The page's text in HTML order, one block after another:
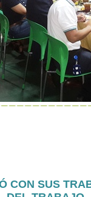
CON SUS